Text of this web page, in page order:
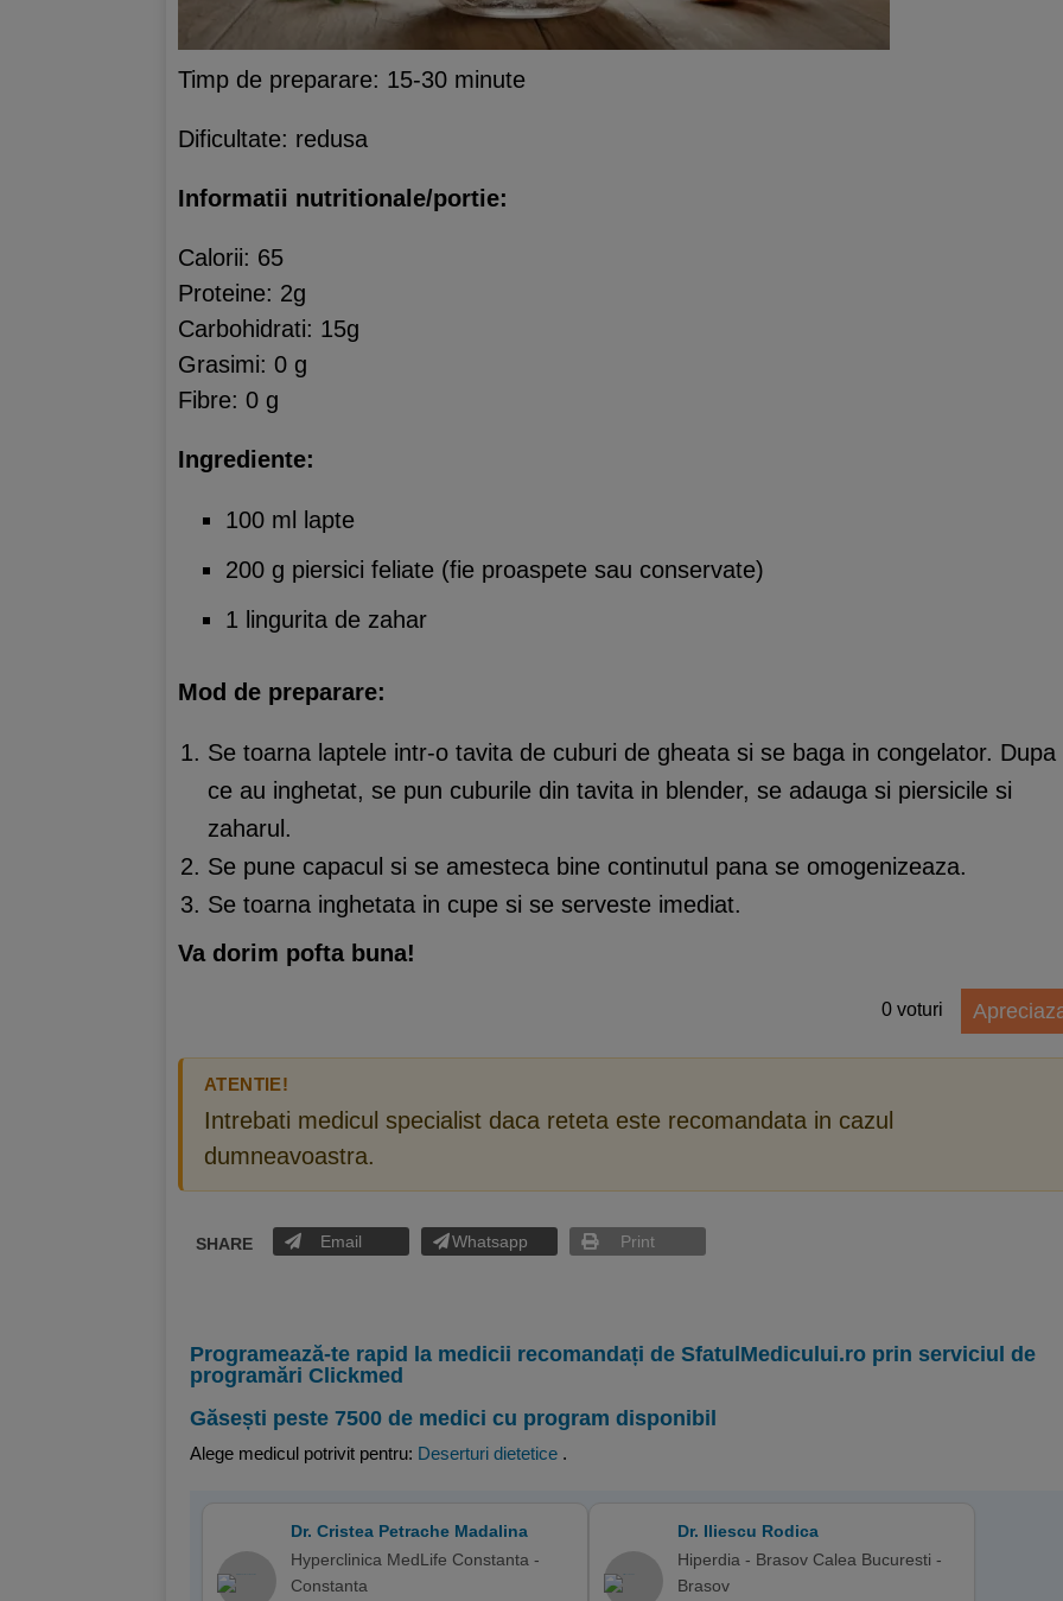
Timp de preparare: 15-30 minute
Dificultate: redusa
Informatii nutritionale/portie:
Calorii: 65
Proteine: 2g
Carbohidrati: 15g
Grasimi: 0 g
Fibre: 0 g
Ingrediente:
100 ml lapte
200 g piersici feliate (fie proaspete sau conservate)
1 lingurita de zahar
Mod de preparare:
Se toarna laptele intr-o tavita de cuburi de gheata si se baga in congelator. Dupa
ce au inghetat, se pun cuburile din tavita in blender, se adauga si piersicile si
zaharul.
Se pune capacul si se amesteca bine continutul pana se omogenizeaza.
Se toarna inghetata in cupe si se serveste imediat.
Va dorim pofta buna!
0 voturi
ATENTIE!
Intrebati medicul specialist daca reteta este recomandata in cazul
dumneavoastra.
SHARE Email Whatsapp Print
Programează-te rapid la medicii recomandați de SfatulMedicului.ro prin serviciul de
programări Clickmed
Găsești peste 7500 de medici cu program disponibil
Alege medicul potrivit pentru: Deserturi dietetice .
Dr. Cristea Petrache Madalina
Hyperclinica MedLife Constanta -
Constanta
Dr. Iliescu Rodica
Hiperdia - Brasov Calea Bucuresti -
Brasov